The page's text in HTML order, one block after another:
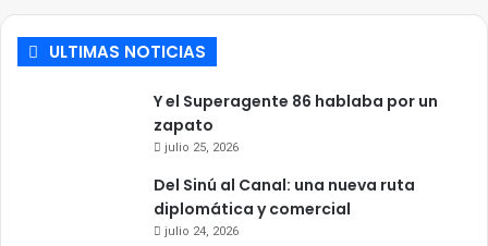
ULTIMAS NOTICIAS
Y el Superagente 86 hablaba por un
zapato
julio 25, 2026
Del Sinú al Canal: una nueva ruta
diplomática y comercial
julio 24, 2026